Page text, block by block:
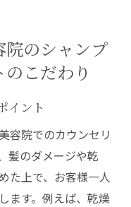
ややかな髪
ーとトリートメ
めシャンプー
められる理由
院のシャンプ
こだわり
イント
容院でのカウンセリ
髪のダメージや乾
た上で、お客様一人
ます。例えば、乾燥